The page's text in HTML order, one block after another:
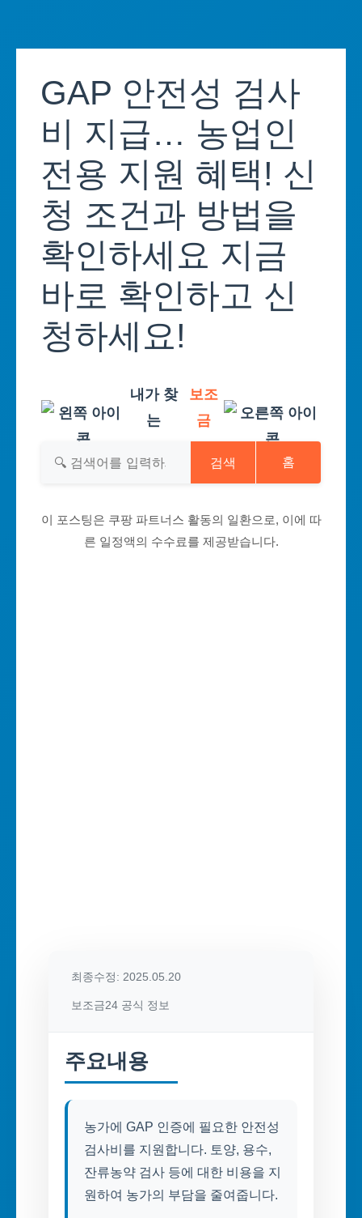
contentGAP 안전성 검사
비 지급… 농업인
전용 지원 혜택! 신
청 조건과 방법을
확인하세요 지금
바로 확인하고 신
청하세요!
내가 찾
는
보조
금
검색 홈
이 포스팅은 쿠팡 파트너스 활동의 일환으로, 이에 따
른 일정액의 수수료를 제공받습니다.
최종수정: 2025.05.20
보조금24 공식 정보
주요내용
농가에 GAP 인증에 필요한 안전성
검사비를 지원합니다. 토양, 용수,
잔류농약 검사 등에 대한 비용을 지
원하여 농가의 부담을 줄여줍니다.